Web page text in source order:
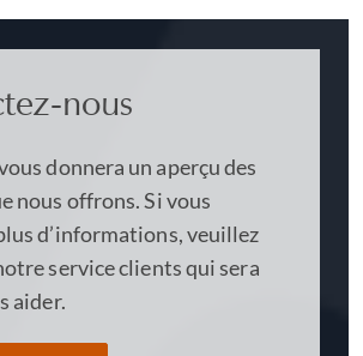
nous
donnera un aperçu des
nous offrons. Si vous
d’informations, veuillez
service clients qui sera
aider.